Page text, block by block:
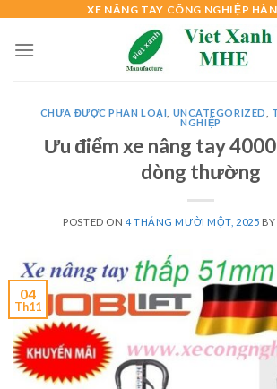
content
XE NÂNG TAY CÔNG NGHIỆP
CHƯA ĐƯỢC PHÂN LOẠI UNCATEGORIZED
NGHIỆP
Ưu điểm xe nâng tay
dòng thường
POSTED ON 4 THÁNG MƯỜI MỘT, 2025 BY
04
Th11